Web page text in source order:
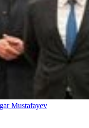
Mustafayev